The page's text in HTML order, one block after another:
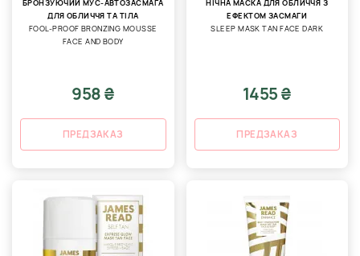
БРОНЗУЮЧИЙ МУС-АВТОЗАСМАГА
ДЛЯ ОБЛИЧЧЯ ТА ТІЛА
FOOL-PROOF BRONZING MOUSSE
FACE AND BODY
958 ₴
ПРЕДЗАКАЗ
НІЧНА МАСКА ДЛЯ ОБЛИЧЧЯ З
ЕФЕКТОМ ЗАСМАГИ
SLEEP MASK TAN FACE DARK
1455 ₴
ПРЕДЗАКАЗ